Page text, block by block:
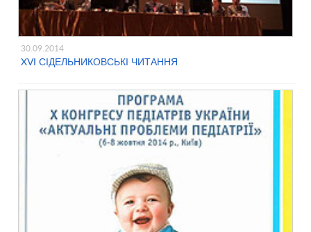
30.09.2014
XVI СІДЕЛЬНИКОВСЬКІ ЧИТАННЯ